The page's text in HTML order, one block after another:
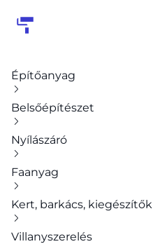
Építőanyag
Belsőépítészet
Nyílászáró
Faanyag
Kert, barkács, kiegészítők
Villanyszerelés